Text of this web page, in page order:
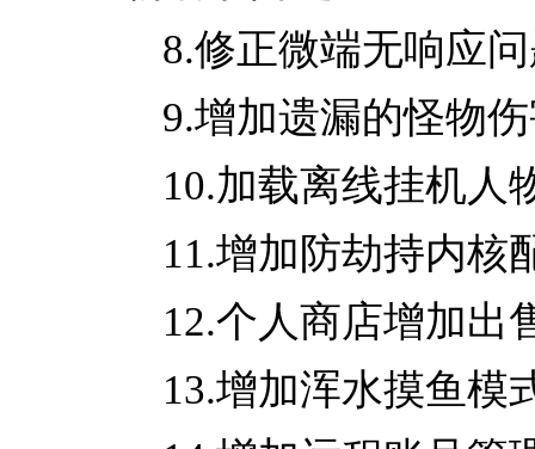
8.修正微端无响应
9.增加遗漏的怪物
10.加载离线挂机人
11.增加防劫持内核
12.个人商店增加出
13.增加浑水摸鱼模